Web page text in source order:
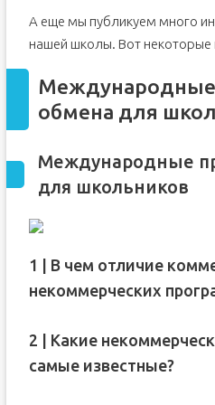
А еще мы публикуем много
нашей школы. Вот некоторые
обмена для
Международные
для школьников
1 | В чем отличие
некоммерческих
2 | Какие
самые известные?